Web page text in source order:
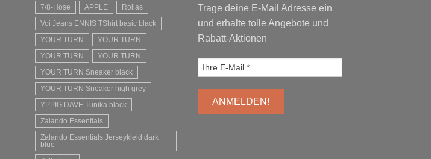
7/8-Hose APPLE
Rollas
Voi Jeans ENNIS TShirt basic black
YOUR TURN
YOUR TURN
YOUR TURN
YOUR TURN
YOUR TURN Sneaker black
YOUR TURN Sneaker high grey
YPPIG DAVE Tunika black
Zalando Essentials
Zalando Essentials Jerseykleid dark
blue
Trage deine E-Mail Adresse ein
und erhalte tolle Angebote und
Rabatt-Aktionen